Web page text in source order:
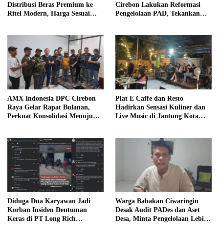
Distribusi Beras Premium ke
Ritel Modern, Harga Sesuai
Cirebon Lakukan Reformasi
Pengelolaan PAD, Tekankan
AMX Indonesia DPC Cirebon
Raya Gelar Rapat Bulanan,
Perkuat Konsolidasi Menuju
Plat E Caffe dan Resto
Hadirkan Sensasi Kuliner dan
Live Music di Jantung Kota
Diduga Dua Karyawan Jadi
Korban Insiden Dentuman
Keras di PT Long Rich
Warga Babakan Ciwaringin
Desak Audit PADes dan Aset
Desa, Minta Pengelolaan Lebih